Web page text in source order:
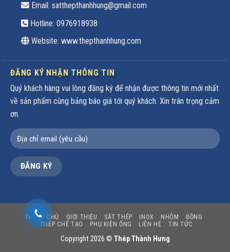
Email: satthepthanhhung@gmail.com
Hotline: 0976918938
Website: www.thepthanhhung.com
ĐĂNG KÝ NHẬN THÔNG TIN
Quý khách hàng vui lòng đăng ký để nhận được thông tin mới nhất
về sản phẩm cùng bảng báo giá tới quý khách. Xin trân trọng cảm
ơn.
TRANG CHỦ GIỚI THIỆU SẮT THÉP INOX NHÔM
ĐỒNG
THÉP CHẾ TẠO
PHỤ KIỆN ỐNG LIÊN HỆ TIN TỨC
Copyright 2026 © Thép Thành Hưng